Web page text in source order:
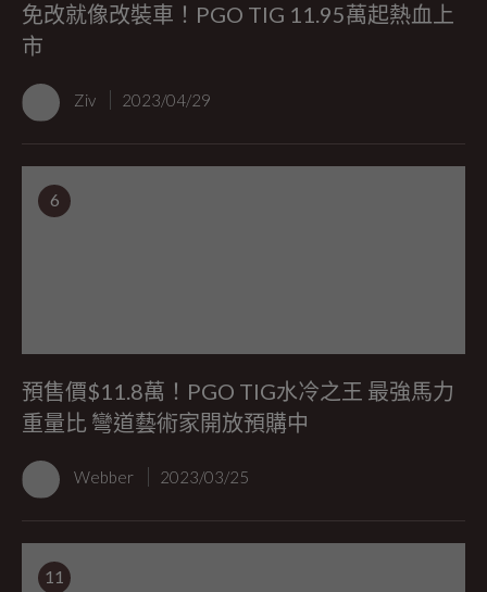
免改就像改裝車！PGO TIG 11.95萬起熱血上
市
Ziv 2023/04/29
6
預售價$11.8萬！PGO TIG水冷之王 最強馬力
重量比 彎道藝術家開放預購中
Webber 2023/03/25
11